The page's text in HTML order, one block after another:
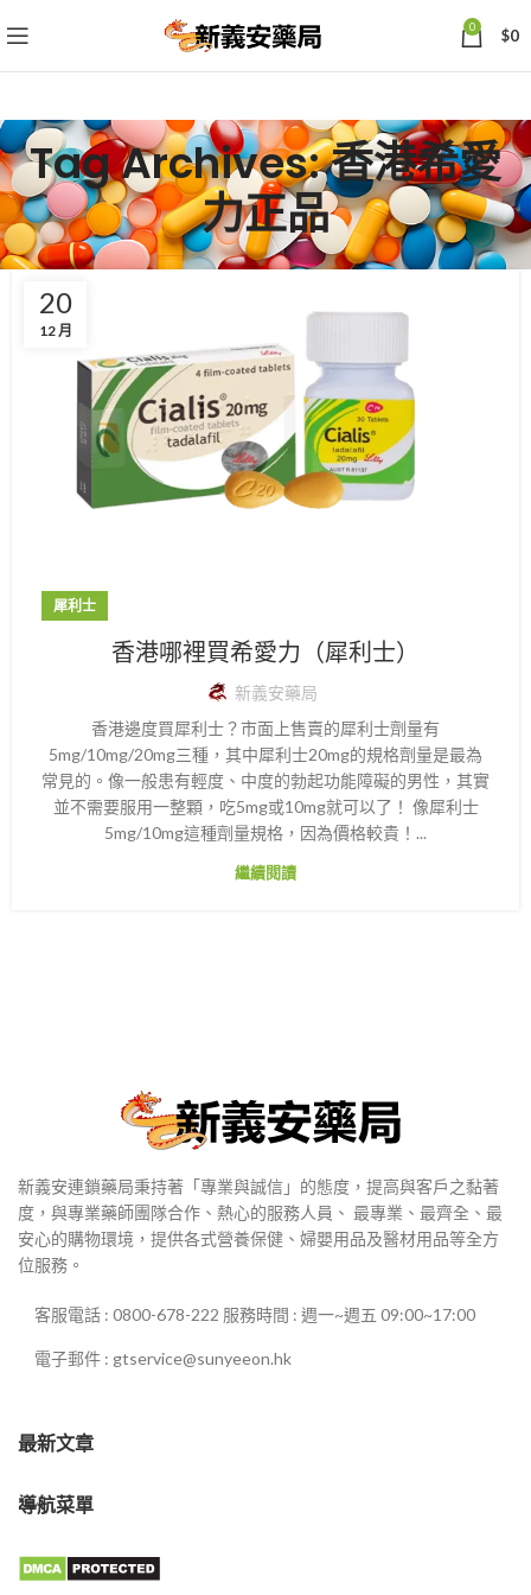
0 $0
Tag Archives: 香港希愛
力正品
20
12 月
犀利士
香港哪裡買希愛力（犀利士）
新義安藥局
香港邊度買犀利士？市面上售賣的犀利士劑量有
5mg/10mg/20mg三種，其中犀利士20mg的規格劑量是最為
常見的。像一般患有輕度、中度的勃起功能障礙的男性，其實
並不需要服用一整顆，吃5mg或10mg就可以了！ 像犀利士
5mg/10mg這種劑量規格，因為價格較貴！...
繼續閱讀
新義安連鎖藥局秉持著「專業與誠信」的態度，提高與客戶之黏著
度，與專業藥師團隊合作、熱心的服務人員、 最專業、最齊全、最
安心的購物環境，提供各式營養保健、婦嬰用品及醫材用品等全方
位服務。
客服電話 : 0800-678-222 服務時間 : 週一~週五 09:00~17:00
電子郵件 : gtservice@sunyeeon.hk
最新文章
導航菜單